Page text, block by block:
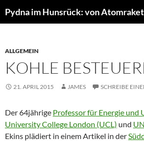
ALLGEMEIN
KOHLE
21. APRIL 2015 JAMES SCHREIBE
Der 64jährige Professor für Energie und
University College London (UCL) und
Ekins plädiert in einem Artikel in der